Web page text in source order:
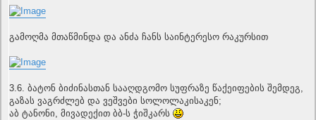
გამოღმა მთაწმინდა და ანძა ჩანს საინტერესო რაკურსით
3.6. ბატონ ბიძინასთან სააღდგომო სუფრაზე წაქეიფების შემდეგ,
გაზას ვაგრძლებ და ვეშვები სოლოლაკისაკენ;
აბ ტანონი, მივადექით ბბ-ს ჭიშკარს